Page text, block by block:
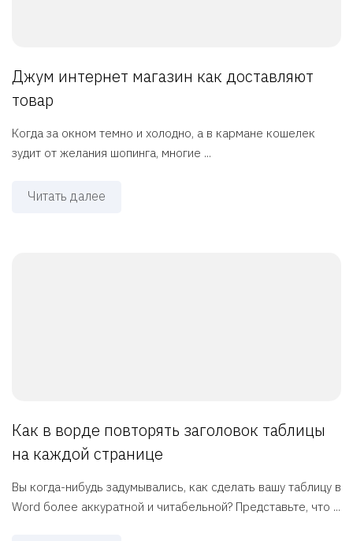
Джум интернет магазин как доставляют
товар
Когда за окном темно и холодно, а в кармане кошелек
зудит от желания шопинга, многие ...
Читать далее
Как в ворде повторять заголовок таблицы
на каждой странице
Вы когда-нибудь задумывались, как сделать вашу таблицу в
Word более аккуратной и читабельной? Представьте, что ...